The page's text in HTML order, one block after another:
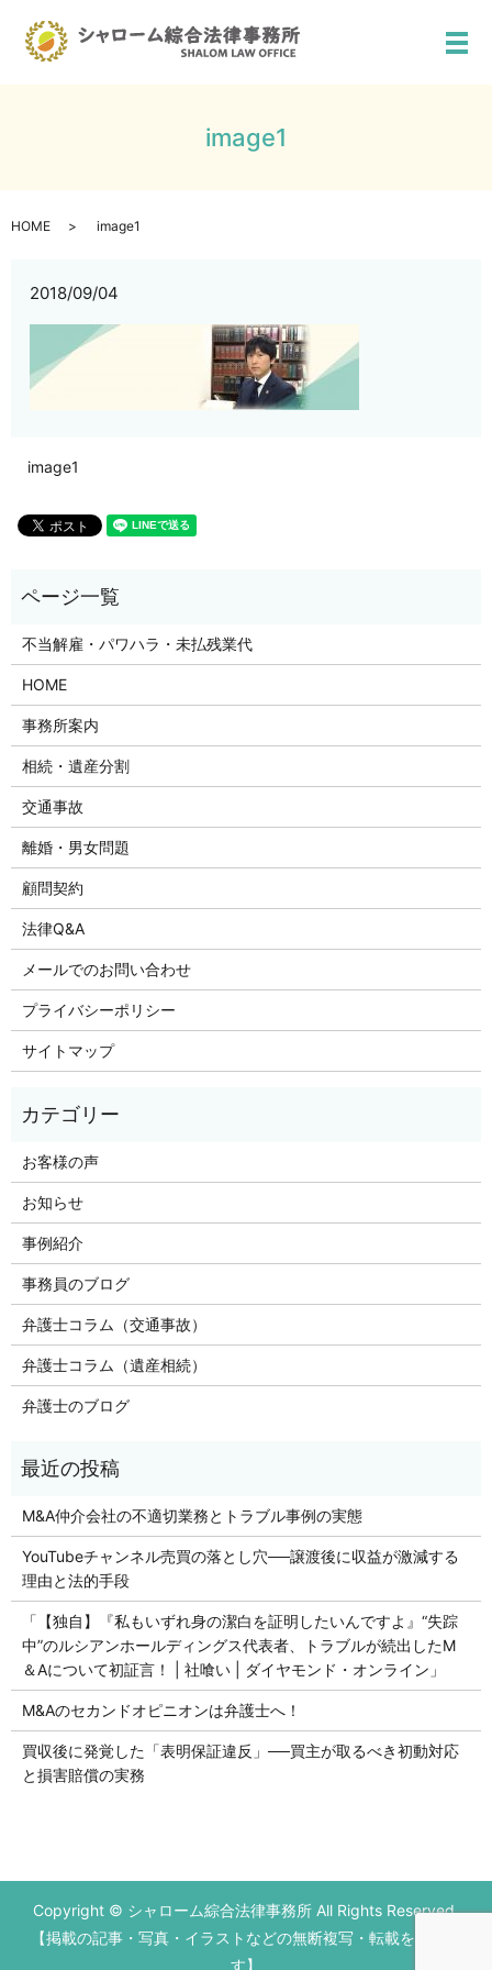
メ
image1
HOME image1
2018/09/04
image1
不当解雇・パワハラ・未払残業代
HOME
事務所案内
相続・遺産分割
交通事故
離婚・男女問題
顧問契約
法律Q&A
メールでのお問い合わせ
プライバシーポリシー
サイトマップ
お客様の声
お知らせ
事例紹介
事務員のブログ
弁護士コラム（交通事故）
弁護士コラム（遺産相続）
弁護士のブログ
M&A仲介会社の不適切業務とトラブル事例の実態
YouTubeチャンネル売買の落とし穴──譲渡後に収益が激減する
理由と法的手段
「【独自】『私もいずれ身の潔白を証明したいんですよ』“失踪
中”のルシアンホールディングス代表者、トラブルが続出したM
＆Aについて初証言！ | 社喰い | ダイヤモンド・オンライン」
M&Aのセカンドオピニオンは弁護士へ！
買収後に発覚した「表明保証違反」──買主が取るべき初動対応
と損害賠償の実務
初回の法律相談無料です。
営業時間 平日9：00～17：00
Copyright © シャローム綜合法律事務所 All Rights Reserved.
【掲載の記事・写真・イラストなどの無断複写・転載を禁じま
す】